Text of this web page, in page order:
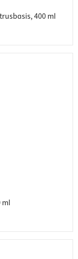
400 ml
ml